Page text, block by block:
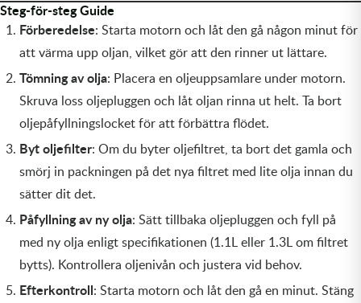
Vagnar
Variatordelar
Vinschar & Tillbehör
Vinterprodukter
Steg-för-steg Guide
Förberedelse: Starta motorn och låt den gå någon minut för
att värma upp oljan, vilket gör att den rinner ut lättare.
Tömning av olja: Placera en oljeuppsamlare under motorn.
Skruva loss oljepluggen och låt oljan rinna ut helt. Ta bort
oljepåfyllningslocket för att förbättra flödet.
Byt oljefilter: Om du byter oljefiltret, ta bort det gamla och
smörj in packningen på det nya filtret med lite olja innan du
sätter dit det.
Påfyllning av ny olja: Sätt tillbaka oljepluggen och fyll på
med ny olja enligt specifikationen (1.1L eller 1.3L om filtret
bytts). Kontrollera oljenivån och justera vid behov.
Efterkontroll: Starta motorn och låt den gå en minut. Stäng